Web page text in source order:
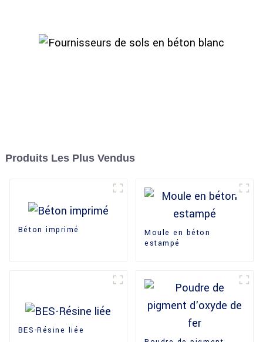
Produits Les Plus Vendus
Béton imprimé
Moule en béton
estampé
BES-Résine liée